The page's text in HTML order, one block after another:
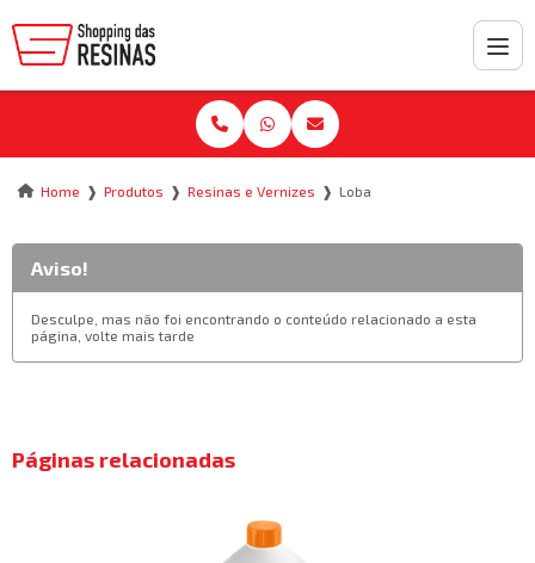
Home ❱ Produtos ❱ Resinas e Vernizes ❱ Loba
Aviso!
Desculpe, mas não foi encontrando o conteúdo relacionado a esta
página, volte mais tarde
Páginas relacionadas